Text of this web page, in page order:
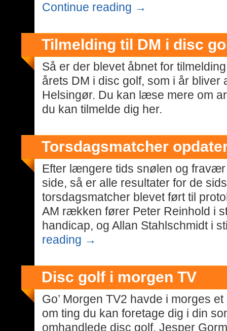
Continue reading →
Tilmelding til DM i disc
Så er der blevet åbnet for
årets DM i disc golf, som i år bliver
Helsingør. Du kan læse mere om
du kan tilmelde dig her.
Torsdagsmatcher
Efter længere tids snølen og
side, så er alle resultater for de
torsdagsmatcher blevet ført til
AM rækken fører Peter Reinhold i
handicap, og Allan Stahlschmidt i
reading →
Disc golf i morgen TV
Go’ Morgen TV2 havde i morges
om ting du kan foretage dig i din
omhandlede disc golf. Jesper